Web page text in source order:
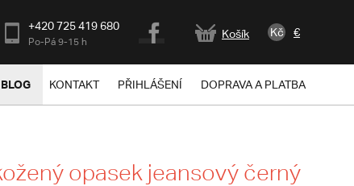
+420 725 419 680
Po-Pá 9-15 h
Košík Kč €
BLOG KONTAKT PŘIHLÁŠENÍ DOPRAVA A PLATBA
opasek jeansový černý